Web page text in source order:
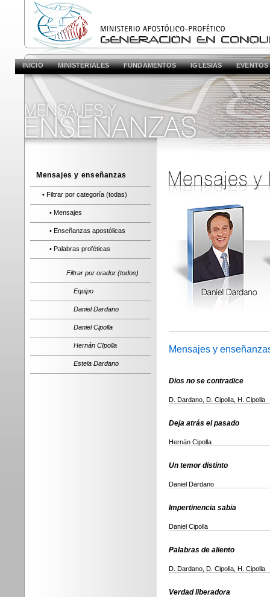
INICIO MINISTERIALES FUNDAMENTOS IGLESIAS EVENTOS
Mensajes y enseñanzas
• Filtrar por categoría (todas)
• Mensajes
• Enseñanzas apostólicas
• Palabras proféticas
Filtrar por orador (todos)
Equipo
Daniel Dardano
Daniel Cipolla
Hernán CIpolla
Estela Dardano
Mensajes y
Dios no se contradice
D. Dardano, D. Cipolla, H. Cipolla
Deja atrás el pasado
Hernán Cipolla
Un temor distinto
Daniel Dardano
Impertinencia sabia
Daniel Cipolla
Palabras de aliento
D. Dardano, D. Cipolla, H. Cipolla
Verdad liberadora